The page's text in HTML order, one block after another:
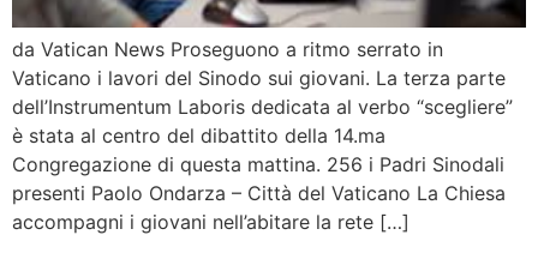
da Vatican News Proseguono a ritmo serrato in
Vaticano i lavori del Sinodo sui giovani. La terza parte
dell’Instrumentum Laboris dedicata al verbo “scegliere”
è stata al centro del dibattito della 14.ma
Congregazione di questa mattina. 256 i Padri Sinodali
presenti Paolo Ondarza – Città del Vaticano La Chiesa
accompagni i giovani nell’abitare la rete […]